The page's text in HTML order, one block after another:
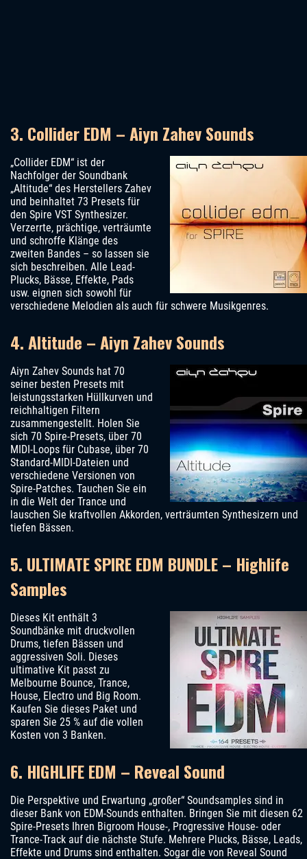
3. Collider EDM – Aiyn Zahev Sounds
„Collider EDM“ ist der
Nachfolger der Soundbank
„Altitude“ des Herstellers Zahev
und beinhaltet 73 Presets für
den Spire VST Synthesizer.
Verzerrte, prächtige, verträumte
und schroffe Klänge des
zweiten Bandes – so lassen sie
sich beschreiben. Alle Lead-
Plucks, Bässe, Effekte, Pads
usw. eignen sich sowohl für
verschiedene Melodien als auch für schwere Musikgenres.
4. Altitude – Aiyn Zahev Sounds
Aiyn Zahev Sounds hat 70
seiner besten Presets mit
leistungsstarken Hüllkurven und
reichhaltigen Filtern
zusammengestellt. Holen Sie
sich 70 Spire-Presets, über 70
MIDI-Loops für Cubase, über 70
Standard-MIDI-Dateien und
verschiedene Versionen von
Spire-Patches. Tauchen Sie ein
in die Welt der Trance und
lauschen Sie kraftvollen Akkorden, verträumten Synthesizern und
tiefen Bässen.
5. ULTIMATE SPIRE EDM BUNDLE – Highlife
Samples
Dieses Kit enthält 3
Soundbänke mit druckvollen
Drums, tiefen Bässen und
aggressiven Soli. Dieses
ultimative Kit passt zu
Melbourne Bounce, Trance,
House, Electro und Big Room.
Kaufen Sie dieses Paket und
sparen Sie 25 % auf die vollen
Kosten von 3 Banken.
6. HIGHLIFE EDM – Reveal Sound
Die Perspektive und Erwartung „großer“ Soundsamples sind in
dieser Bank von EDM-Sounds enthalten. Bringen Sie mit diesen 62
Spire-Presets Ihren Bigroom House-, Progressive House- oder
Trance-Track auf die nächste Stufe. Mehrere Plucks, Bässe, Leads,
Effekte und Drums sind enthalten. Sogar die von Reveal Sound